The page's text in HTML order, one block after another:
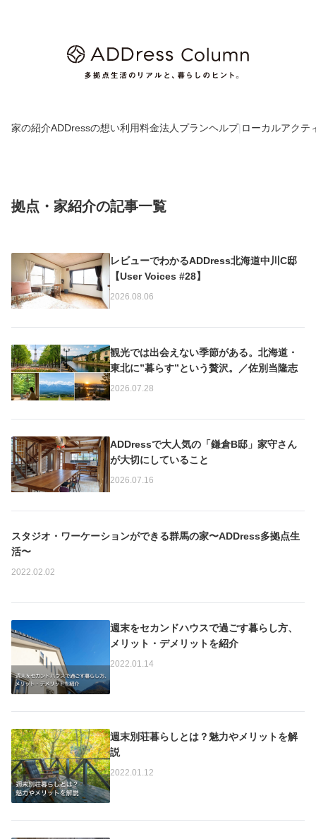
家の紹介ADDressの想い利用料金法人プランヘルプ| ローカルアクテ
拠点・家紹介の記事一覧
レビューでわかるADDress北海道中川C邸
【User Voices #28】
2026.08.06
観光では出会えない季節がある。北海道・
東北に”暮らす”という贅沢。／佐別当隆志
2026.07.28
ADDressで大人気の「鎌倉B邸」家守さん
が大切にしていること
2026.07.16
N
o
e
スタジオ・ワーケーションができる群馬の家〜ADDress多拠点生
活〜
2022.02.02
週末をセカンドハウスで過ごす暮らし方、
メリット・デメリットを紹介
2022.01.14
週末別荘暮らしとは？魅力やメリットを解
説
2022.01.12